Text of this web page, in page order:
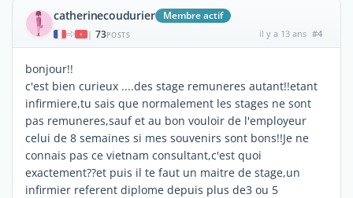
catherinecoudurier Membre actif
| 73POSTS il y a 13 ans #4
bonjour!!
c'est bien curieux ....des stage remuneres autant!!etant
infirmiere,tu sais que normalement les stages ne sont
pas remuneres,sauf et au bon vouloir de l'employeur
celui de 8 semaines si mes souvenirs sont bons!!Je ne
connais pas ce vietnam consultant,c'est quoi
exactement??et puis il te faut un maitre de stage,un
infirmier referent diplome depuis plus de3 ou 5